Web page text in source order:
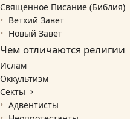
Священное Писание (Библия)
Ветхий Завет
Новый Завет
Чем отличаются религии
Ислам
Оккультизм
Секты
Адвентисты